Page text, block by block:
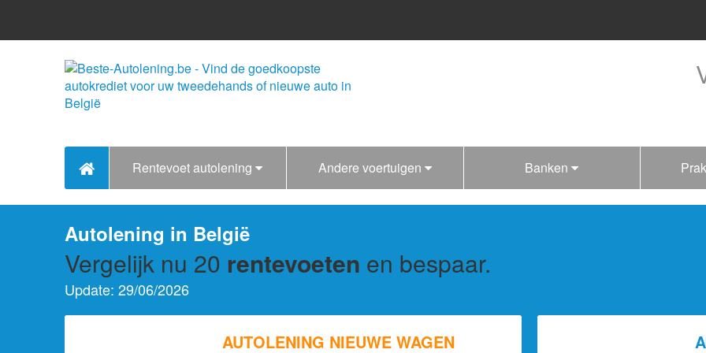
Rentevoet autolening Andere voertuigen Banken
Autolening in België
Vergelijk nu 20 rentevoeten en bespaar.
Update: 29/06/2026
AUTOLENING NIEUWE WAGEN